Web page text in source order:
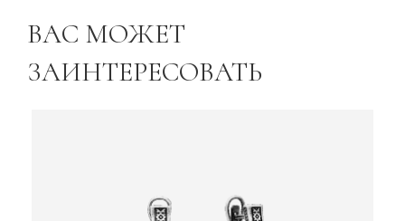
ВАС МОЖЕТ
ЗАИНТЕРЕСОВАТЬ